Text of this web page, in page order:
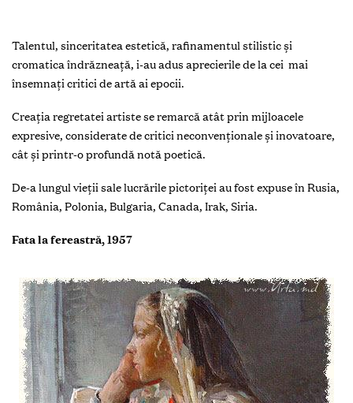
Talentul, sinceritatea estetică, rafinamentul stilistic și
cromatica îndrăzneață, i-au adus aprecierile de la cei mai
însemnați critici de artă ai epocii.
Creația regretatei artiste se remarcă atât prin mijloacele
expresive, considerate de critici neconvenționale și inovatoare,
cât și printr-o profundă notă poetică.
De-a lungul vieții sale lucrările pictoriței au fost expuse în Rusia,
România, Polonia, Bulgaria, Canada, Irak, Siria.
Fata la fereastră, 1957